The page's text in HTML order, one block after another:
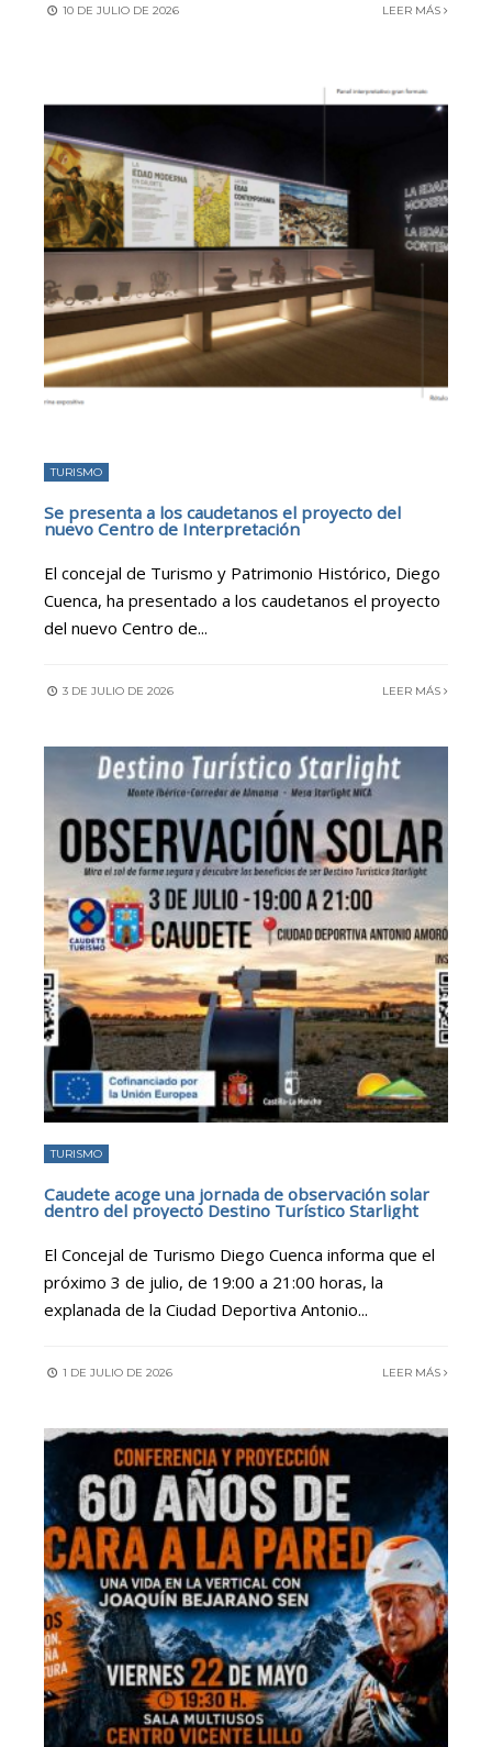
10 DE JULIO DE 2026 LEER MÁS
TURISMO
Se presenta a los caudetanos el proyecto del
nuevo Centro de Interpretación
El concejal de Turismo y Patrimonio Histórico, Diego
Cuenca, ha presentado a los caudetanos el proyecto
del nuevo Centro de...
3 DE JULIO DE 2026 LEER MÁS
TURISMO
Caudete acoge una jornada de observación solar
dentro del proyecto Destino Turístico Starlight
El Concejal de Turismo Diego Cuenca informa que el
próximo 3 de julio, de 19:00 a 21:00 horas, la
explanada de la Ciudad Deportiva Antonio...
1 DE JULIO DE 2026 LEER MÁS